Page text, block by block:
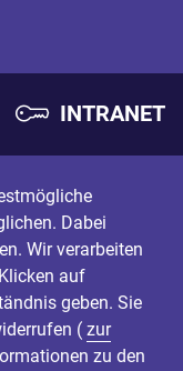
INTRANET
Dabei
Wir verarbeiten
auf
geben. Sie
( zur
zu den